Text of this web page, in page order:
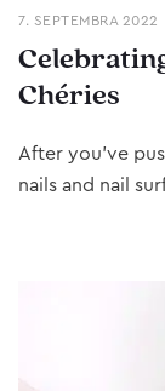
7. SEPTEMBRA 2022
Chéries
After you’ve
nails and nail